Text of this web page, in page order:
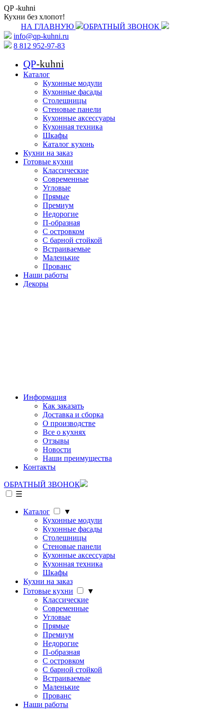
QP -kuhni
Кухни без хлопот!
ОБРАТНЫЙ ЗВОНОК
НА ГЛАВНУЮ
info@qp-kuhni.ru
8 812 952-97-83
QP-kuhni
Каталог
Кухонные модули
Кухонные фасады
Столешницы
Стеновые панели
Кухонные аксессуары
Кухонная техника
Шкафы
Каталог кухонь
Кухни на заказ
Готовые кухни
Классические
Современные
Угловые
Прямые
Премиум
Недорогие
П-образная
С островком
С барной стойкой
Встраиваемые
Маленькие
Прованс
Наши работы
Декоры
Информация
Как заказать
Доставка и сборка
О производстве
Все о кухнях
Отзывы
Новости
Наши преимущества
Контакты
ОБРАТНЫЙ ЗВОНОК
☰
Каталог
▼
Кухонные модули
Кухонные фасады
Столешницы
Стеновые панели
Кухонные аксессуары
Кухонная техника
Шкафы
Кухни на заказ
Готовые кухни
▼
Классические
Современные
Угловые
Прямые
Премиум
Недорогие
П-образная
С островком
С барной стойкой
Встраиваемые
Маленькие
Прованс
Наши работы